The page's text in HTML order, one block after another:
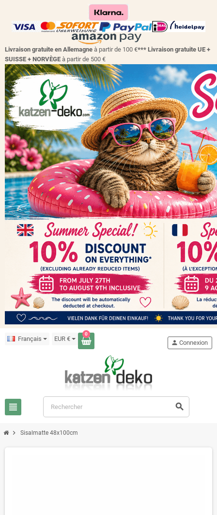
Livraison gratuite en Allemagne à partir de 100 €*** Livraison gratuite UE +
SUISSE + NORVÈGE à partir de 500 €
Français EUR €
0
view_headline search
person Connexion
chevron_right Sisalmatte 48x100cm